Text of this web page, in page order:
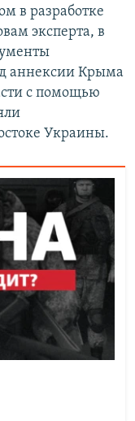
в разработке
эксперта, в
аннексии Крыма
с помощью
Украины.